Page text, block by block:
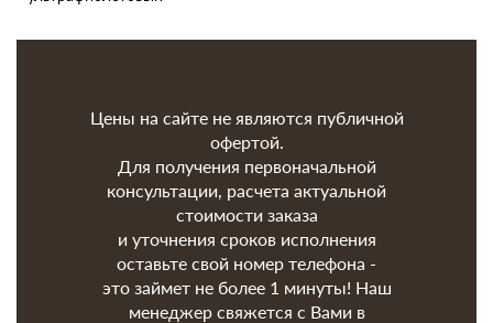
Цены на сайте не являются публичной
офертой.
Для получения первоначальной
консультации, расчета актуальной
стоимости заказа
и уточнения сроков исполнения
оставьте свой номер телефона -
это займет не более 1 минуты! Наш
менеджер свяжется с Вами в